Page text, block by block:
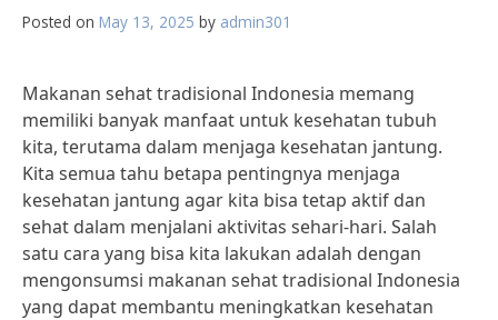
Posted on May 13, 2025 by admin301
Makanan sehat tradisional Indonesia memang
memiliki banyak manfaat untuk kesehatan tubuh
kita, terutama dalam menjaga kesehatan jantung.
Kita semua tahu betapa pentingnya menjaga
kesehatan jantung agar kita bisa tetap aktif dan
sehat dalam menjalani aktivitas sehari-hari. Salah
satu cara yang bisa kita lakukan adalah dengan
mengonsumsi makanan sehat tradisional Indonesia
yang dapat membantu meningkatkan kesehatan